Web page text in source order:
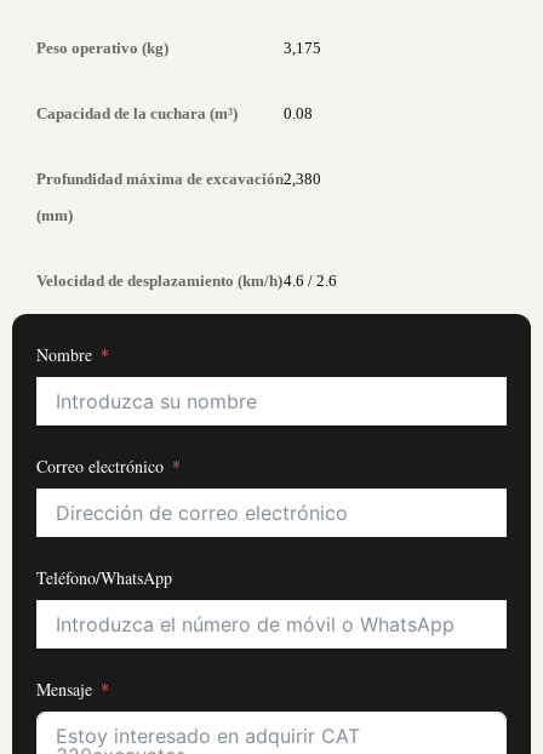
Peso operativo (kg) 3,175
Capacidad de la cuchara (m³) 0.08
Profundidad máxima de excavación
(mm)
2,380
Velocidad de desplazamiento (km/h)4.6 / 2.6
Nombre
Correo electrónico
Teléfono/WhatsApp
Mensaje